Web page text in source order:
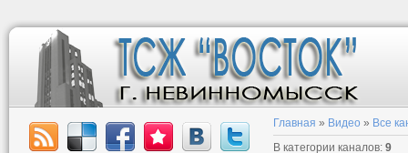
Главная » Видео » Все
В категории каналов: 9